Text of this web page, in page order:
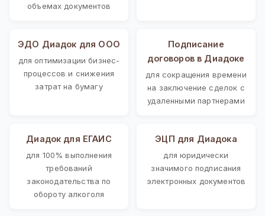
объемах документов
ЭДО Диадок для ООО
для оптимизации бизнес-
процессов и снижения
затрат на бумагу
Подписание
договоров в Диадоке
для сокращения времени
на заключение сделок с
удаленными партнерами
Диадок для ЕГАИС
для 100% выполнения
требований
законодательства по
обороту алкоголя
ЭЦП для Диадока
для юридически
значимого подписания
электронных документов